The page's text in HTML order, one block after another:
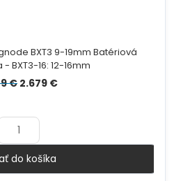
BXT3 9-19mm Batériová
BXT3-16: 12-16mm
€ Pôvodná
2.789 €.
2.679 €Aktuálna
Množstvo
do košíka